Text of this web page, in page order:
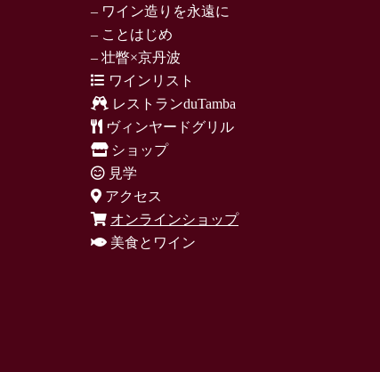
– ワイン造りを永遠に
– ことはじめ
– 壮瞥×京丹波
ワインリスト
レストランduTamba
ヴィンヤードグリル
ショップ
見学
アクセス
オンラインショップ
美食とワイン